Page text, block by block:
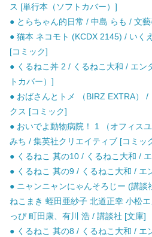
ス [単行本（ソフトカバー）]
● とらちゃん的日常 / 中島 らも / 文
● 猫本 ネコモト (KCDX 2145) / いく
[コミック]
● くるねこ丼 2 / くるねこ大和 / エン
トカバー）]
● おばさんとトメ （BIRZ EXTRA）
クス [コミック]
● おいでよ動物病院！ 1 （オフィス
みち / 集英社クリエイティブ [コミッ
● くるねこ 其の10 / くるねこ大和 /
● くるねこ 其の9 / くるねこ大和 / エ
● ニャンニャンにゃんそろじー (講談
ねこまき 蛭田亜紗子 北道正幸 小松
っぴ 町田康、有川 浩 / 講談社 [文庫]
● くるねこ 其の8 / くるねこ大和 / エ